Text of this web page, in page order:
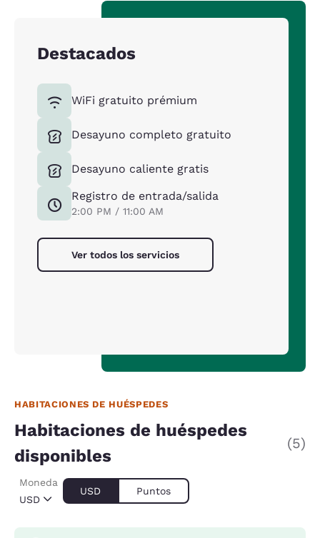
Destacados
WiFi gratuito prémium
Desayuno completo gratuito
Desayuno caliente gratis
Registro de entrada/salida
2:00 PM / 11:00 AM
Ver todos los servicios
HABITACIONES DE HUÉSPEDES
Habitaciones de huéspedes
disponibles
(5)
USD
Moneda
USD Puntos